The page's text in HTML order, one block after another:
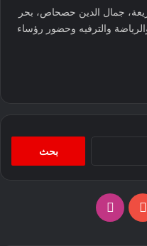
جمال الدين حصحاص، بحر
والترفيه وحضور رؤساء
‫YouTubeانستقرام